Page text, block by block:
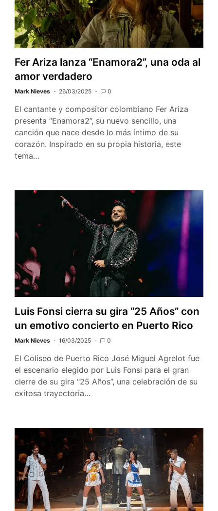
Fer Ariza lanza “Enamora2”, una oda al
amor verdadero
Mark Nieves 26/03/2025 0
El cantante y compositor colombiano Fer Ariza
presenta “Enamora2”, su nuevo sencillo, una
canción que nace desde lo más íntimo de su
corazón. Inspirado en su propia historia, este
tema…
Luis Fonsi cierra su gira “25 Años” con
un emotivo concierto en Puerto Rico
Mark Nieves 16/03/2025 0
El Coliseo de Puerto Rico José Miguel Agrelot fue
el escenario elegido por Luis Fonsi para el gran
cierre de su gira “25 Años”, una celebración de su
exitosa trayectoria…